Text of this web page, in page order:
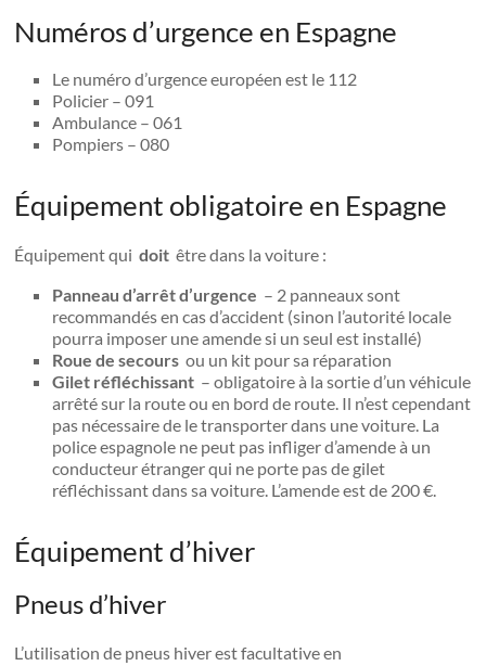
Numéros d’urgence en Espagne
Le numéro d’urgence européen est le 112
Policier – 091
Ambulance – 061
Pompiers – 080
Équipement obligatoire en Espagne
Équipement quidoit être dans la voiture :
Panneau d’arrêt d’urgence – 2 panneaux sont
recommandés en cas d’accident (sinon l’autorité locale
pourra imposer une amende si un seul est installé)
Roue de secours ou un kit pour sa réparation
Gilet réfléchissant – obligatoire à la sortie d’un véhicule
arrêté sur la route ou en bord de route. Il n’est cependant
pas nécessaire de le transporter dans une voiture. La
police espagnole ne peut pas infliger d’amende à un
conducteur étranger qui ne porte pas de gilet
réfléchissant dans sa voiture. L’amende est de 200 €.
Équipement d’hiver
Pneus d’hiver
L’utilisation de pneus hiver est facultative en